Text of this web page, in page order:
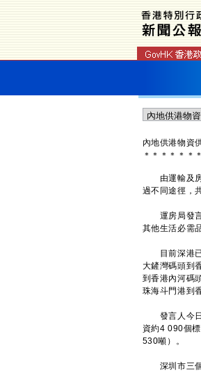
內地供港物資
＊ ＊ ＊ ＊ ＊ ＊ ＊
由運輸及房
過不同途徑，
運房局發言
其他生活必需
目前深港已
大鏟灣碼頭到
到香港內河碼
珠海斗門港到
發言人今日
資約4 090個
530噸）。
深圳市三個